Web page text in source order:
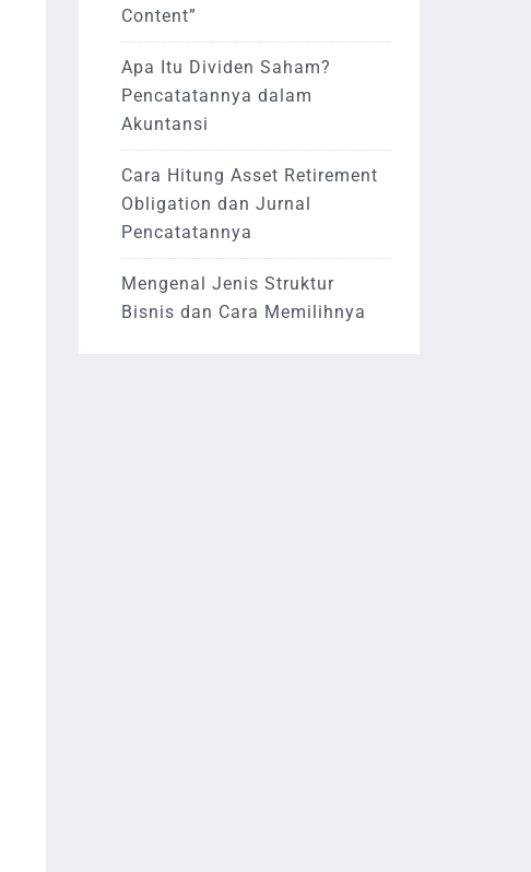
Content”
Apa Itu Dividen Saham?
Pencatatannya dalam
Akuntansi
Cara Hitung Asset Retirement
Obligation dan Jurnal
Pencatatannya
Mengenal Jenis Struktur
Bisnis dan Cara Memilihnya